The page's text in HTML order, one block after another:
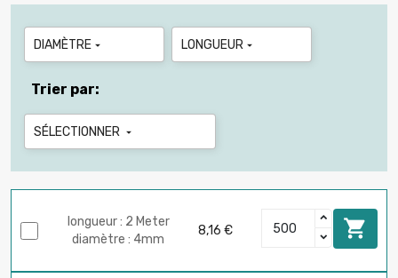
DIAMÈTRE  LONGUEUR 
Trier par:
SÉLECTIONNER 
longueur : 2 Meter
diamètre : 4mm
8,16 € 